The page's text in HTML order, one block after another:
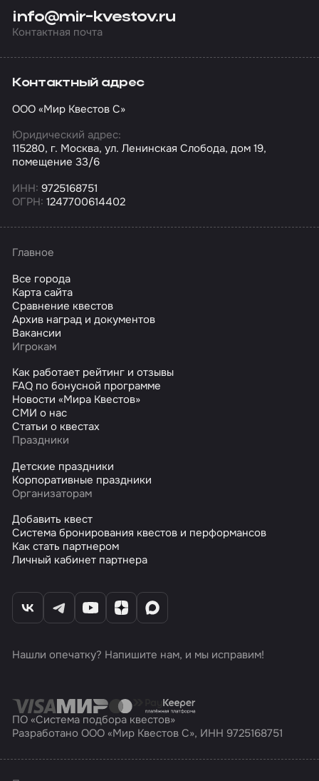
info@mir-kvestov.ru
Контактная почта
Контактный адрес
ООО «Мир Квестов С»
Юридический адрес:
115280, г. Москва, ул. Ленинская Слобода, дом 19,
помещение 33/6
ИНН: 9725168751
ОГРН: 1247700614402
Главное
Все города
Карта сайта
Сравнение квестов
Архив наград и документов
Вакансии
Игрокам
Как работает рейтинг и отзывы
FAQ по бонусной программе
Новости «Мира Квестов»
СМИ о нас
Статьи о квестах
Праздники
Детские праздники
Корпоративные праздники
Организаторам
Добавить квест
Система бронирования квестов и перформансов
Как стать партнером
Личный кабинет партнера
Нашли опечатку? Напишите нам, и мы исправим!
ПО «Система подбора квестов»
Разработано ООО «Мир Квестов С», ИНН 9725168751